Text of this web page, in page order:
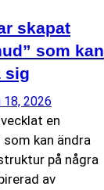
skapat
som kan
sig
18, 2026
en
som kan ändra
på några
av